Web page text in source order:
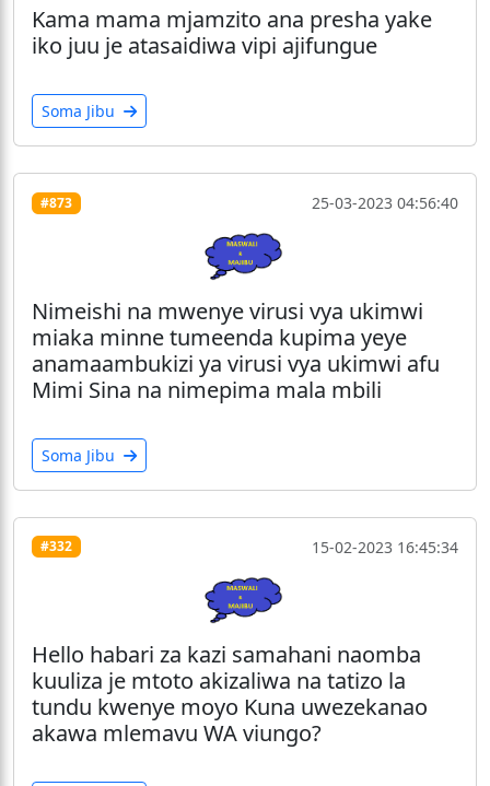
Kama mama mjamzito ana presha yake
iko juu je atasaidiwa vipi ajifungue
Soma Jibu
#873 25-03-2023 04:56:40
Nimeishi na mwenye virusi vya ukimwi
miaka minne tumeenda kupima yeye
anamaambukizi ya virusi vya ukimwi afu
Mimi Sina na nimepima mala mbili
Soma Jibu
#332 15-02-2023 16:45:34
Hello habari za kazi samahani naomba
kuuliza je mtoto akizaliwa na tatizo la
tundu kwenye moyo Kuna uwezekanao
akawa mlemavu WA viungo?